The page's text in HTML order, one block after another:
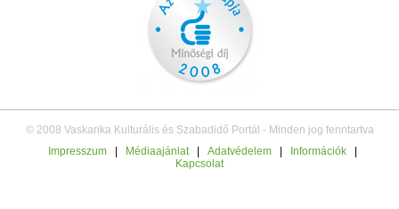
© 2008 Vaskarika Kulturális és Szabadidő Portál - Minden jog fenntartva
Impresszum
Médiaajánlat Adatvédelem Információk
Kapcsolat